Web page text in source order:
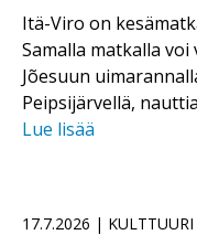
Itä-Viro on
Samalla matkalla
Jõesuun
Peipsijärvellä,
Lue lisää
17.7.2026 | KULTTUURI